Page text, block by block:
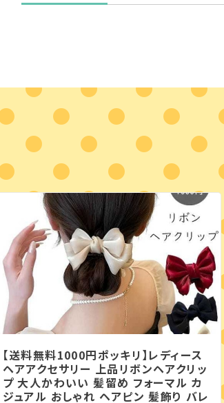
【送料無料1000円ポッキリ】レディース
ヘアアクセサリー 上品リボンヘアクリッ
プ 大人かわいい 髪留め フォーマル カ
ジュアル おしゃれ ヘアピン 髪飾り バレ